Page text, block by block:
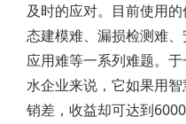
及时的应对。目前使用
态建模难、漏损检测难
应用难等一系列难题。
水企业来说，它如果用
销差，收益却可达到